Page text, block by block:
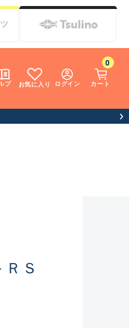
プ お気に入り ログイン カート
0
Ｓ